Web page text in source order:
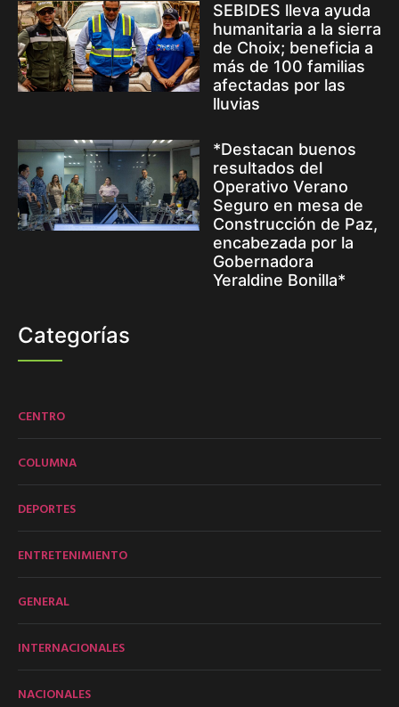
SEBIDES lleva ayuda
humanitaria a la sierra
de Choix; beneficia a
más de 100 familias
afectadas por las
lluvias
*Destacan buenos
resultados del
Operativo Verano
Seguro en mesa de
Construcción de Paz,
encabezada por la
Gobernadora
Yeraldine Bonilla*
Categorías
CENTRO
COLUMNA
DEPORTES
ENTRETENIMIENTO
GENERAL
INTERNACIONALES
NACIONALES